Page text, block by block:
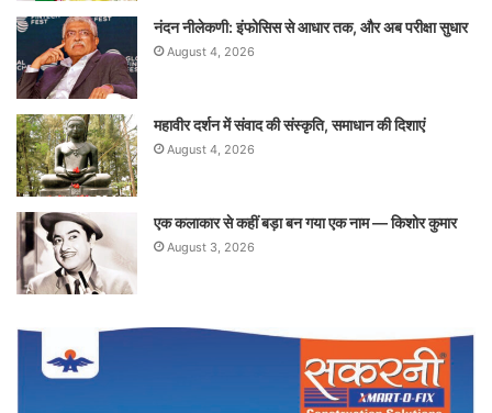
नंदन नीलेकणी: इंफोसिस से आधार तक, और अब परीक्षा सुधार
August 4, 2026
महावीर दर्शन में संवाद की संस्कृति, समाधान की दिशाएं
August 4, 2026
एक कलाकार से कहीं बड़ा बन गया एक नाम — किशोर कुमार
August 3, 2026